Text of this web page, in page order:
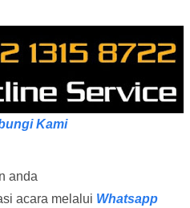
Kami
anda
acara melalui Whatsapp